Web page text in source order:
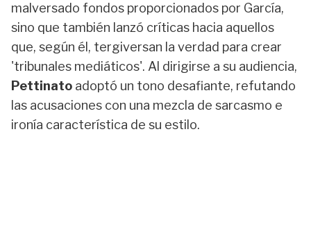
malversado fondos proporcionados por García,
sino que también lanzó críticas hacia aquellos
que, según él, tergiversan la verdad para crear
'tribunales mediáticos'. Al dirigirse a su audiencia,
Pettinato adoptó un tono desafiante, refutando
las acusaciones con una mezcla de sarcasmo e
ironía característica de su estilo.